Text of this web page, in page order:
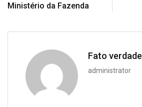
Ministério da Fazenda
Fato verdade
administrator